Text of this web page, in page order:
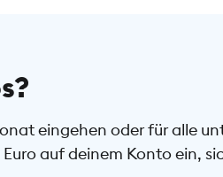
eingehen oder für alle
auf deinem Konto ein,